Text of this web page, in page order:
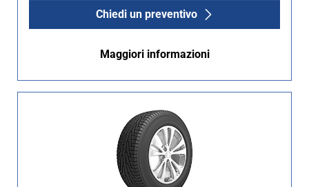
Chiedi un preventivo
Maggiori informazioni